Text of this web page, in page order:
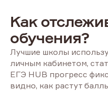
Как
обучения?
Лучшие школы
личным кабинетом,
ЕГЭ HUB прогресс
видно, как растут